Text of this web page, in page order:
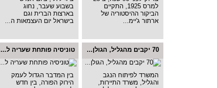
למרס 1925, התקיים
הביקור ההיסטוריה של
ארתור ג'יימ...
בשבוע שעבר, נחוג
בארצות הברית וגם
בישראל יום העצמאות ה...
70 יקבים מהגליל, הגולן...
המשרד לפיתוח הנגב
והגליל, משרד התיירות,
טוניסיה פותחת שעריה ל...
בין המדבר הגדול לעמק
הירוק הפורה, בין חדש